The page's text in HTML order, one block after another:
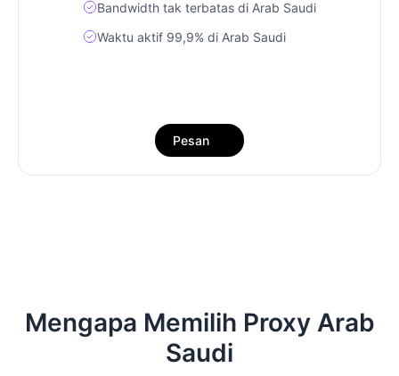
Bandwidth tak terbatas di Arab Saudi
Waktu aktif 99,9% di Arab Saudi
Pesan
Mengapa Memilih Proxy Arab
Saudi